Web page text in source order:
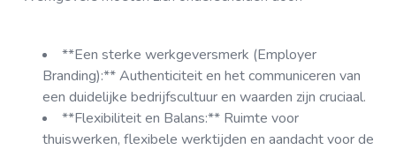
**Een sterke werkgeversmerk (Employer
Branding):** Authenticiteit en het communiceren van
een duidelijke bedrijfscultuur en waarden zijn cruciaal.
**Flexibiliteit en Balans:** Ruimte voor
thuiswerken, flexibele werktijden en aandacht voor de